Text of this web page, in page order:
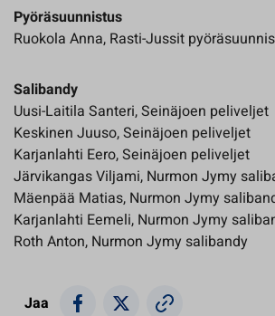
Pyöräsuunnistus
Ruokola Anna, Rasti-Jussit
Salibandy
Uusi-Laitila Santeri, Seinäjoen peliveljet
Keskinen Juuso, Seinäjoen peliveljet
Karjanlahti Eero, Seinäjoen peliveljet
Järvikangas Viljami, Nurmon Jymy
Mäenpää Matias, Nurmon Jymy
Karjanlahti Eemeli, Nurmon Jymy
Roth Anton, Nurmon Jymy salibandy
Jaa